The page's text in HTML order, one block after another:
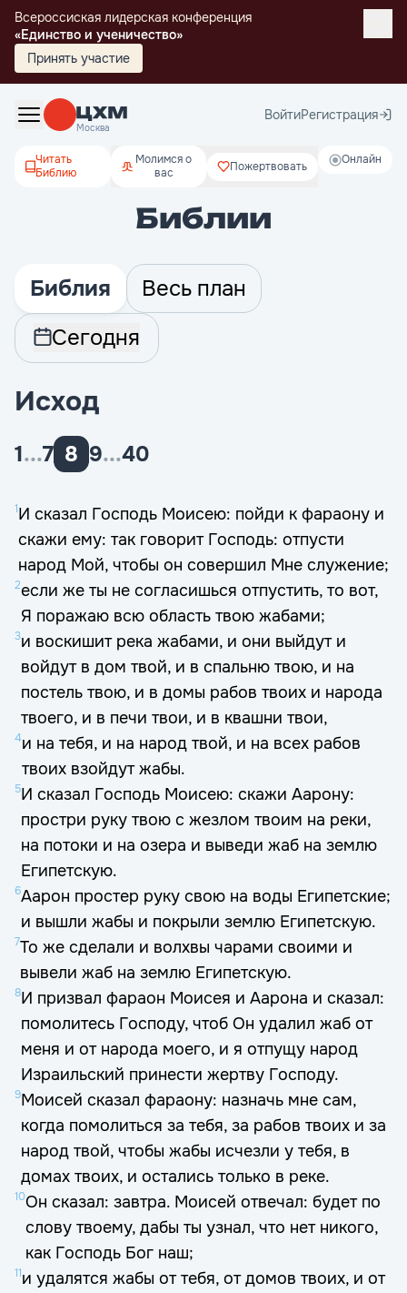
Всероссиская лидерская конференция
«Единство и ученичество»
Принять участие
Москва
ВойтиРегистрация
Онлайн
Читать
Библию
Молимся о
вас
Пожертвовать
Библии
Библия
Весь план
Сегодня
Исход
1...7 8 9...40
1И сказал Господь Моисею: пойди к фараону и
скажи ему: так говорит Господь: отпусти
народ Мой, чтобы он совершил Мне служение;
2если же ты не согласишься отпустить, то вот,
Я поражаю всю область твою жабами;
3и воскишит река жабами, и они выйдут и
войдут в дом твой, и в спальню твою, и на
постель твою, и в домы рабов твоих и народа
твоего, и в печи твои, и в квашни твои,
4и на тебя, и на народ твой, и на всех рабов
твоих взойдут жабы.
5И сказал Господь Моисею: скажи Аарону:
простри руку твою с жезлом твоим на реки,
на потоки и на озера и выведи жаб на землю
Египетскую.
6Аарон простер руку свою на воды Египетские;
и вышли жабы и покрыли землю Египетскую.
7То же сделали и волхвы чарами своими и
вывели жаб на землю Египетскую.
8И призвал фараон Моисея и Аарона и сказал:
помолитесь Господу, чтоб Он удалил жаб от
меня и от народа моего, и я отпущу народ
Израильский принести жертву Господу.
9Моисей сказал фараону: назначь мне сам,
когда помолиться за тебя, за рабов твоих и за
народ твой, чтобы жабы исчезли у тебя, в
домах твоих, и остались только в реке.
10Он сказал: завтра. Моисей отвечал: будет по
слову твоему, дабы ты узнал, что нет никого,
как Господь Бог наш;
11и удалятся жабы от тебя, от домов твоих, и от